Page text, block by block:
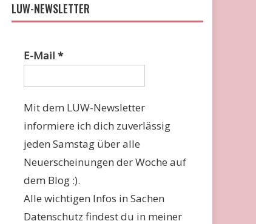
LUW-NEWSLETTER
E-Mail*
Mit dem LUW-Newsletter
informiere ich dich zuverlässig
jeden Samstag über alle
Neuerscheinungen der Woche auf
dem Blog :).
Alle wichtigen Infos in Sachen
Datenschutz findest du in meiner